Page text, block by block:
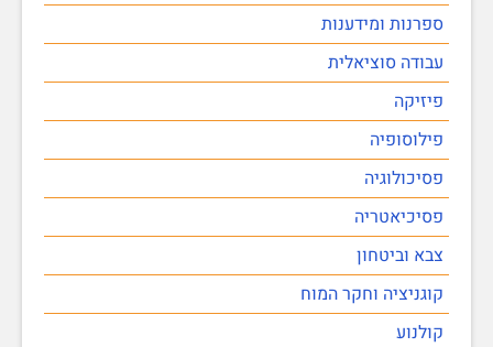
ספרנות ומידענות
עבודה סוציאלית
פיזיקה
פילוסופיה
פסיכולוגיה
פסיכיאטריה
צבא וביטחון
קוגניציה וחקר המוח
קולנוע